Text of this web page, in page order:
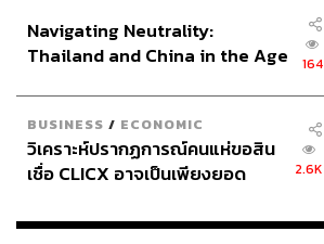
Navigating Neutrality:
Thailand and China in the Age
164
BUSINESS / ECONOMIC
วิเคราะห์ปรากฏการณ์คนแห่ขอสิน
เชื่อ CLICX อาจเป็นเพียงยอด
เรือนไทยที่ถูกซุกไว้
2.6K